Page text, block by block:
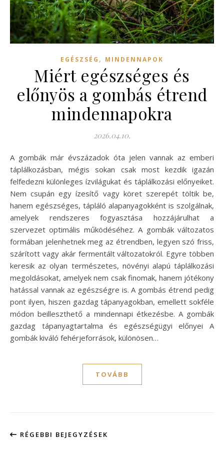
EGÉSZSÉG , MINDENNAPOK
Miért egészséges és
előnyös a gombás étrend
mindennapokra
2026.04.10.
A gombák már évszázadok óta jelen vannak az emberi
táplálkozásban, mégis sokan csak most kezdik igazán
felfedezni különleges ízvilágukat és táplálkozási előnyeiket.
Nem csupán egy ízesítő vagy köret szerepét töltik be,
hanem egészséges, tápláló alapanyagokként is szolgálnak,
amelyek rendszeres fogyasztása hozzájárulhat a
szervezet optimális működéséhez. A gombák változatos
formában jelenhetnek meg az étrendben, legyen szó friss,
szárított vagy akár fermentált változatokról. Egyre többen
keresik az olyan természetes, növényi alapú táplálkozási
megoldásokat, amelyek nem csak finomak, hanem jótékony
hatással vannak az egészségre is. A gombás étrend pedig
pont ilyen, hiszen gazdag tápanyagokban, emellett sokféle
módon beilleszthető a mindennapi étkezésbe. A gombák
gazdag tápanyagtartalma és egészségügyi előnyei A
gombák kiváló fehérjeforrások, különösen…
TOVÁBB
RÉGEBBI BEJEGYZÉSEK